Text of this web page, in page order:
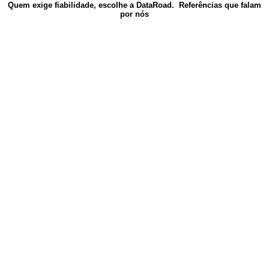
Quem exige fiabilidade, escolhe a DataRoad. Referências que falam
por nós